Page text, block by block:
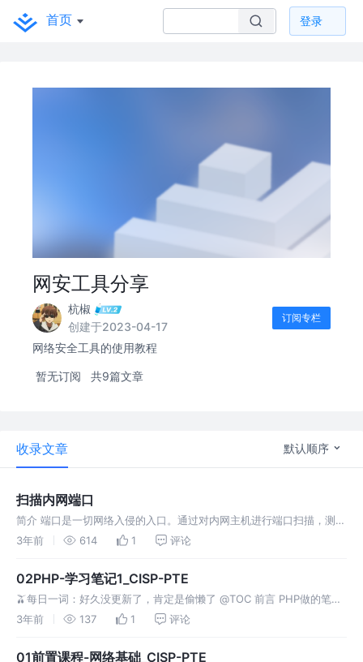
首页 登录
网安工具分享
杭椒
创建于2023-04-17
订阅专栏
网络安全工具的使用教程
暂无订阅 共9篇文章
收录文章 默认顺序
扫描内网端口
简介 端口是一切网络入侵的入口。通过对内网主机进行端口扫描，测试
人员可以确定目标主机上开放的服务类型、服务版本，并查找相应的漏
也可以借助内
3年前 614 1 评论
02PHP-学习笔记1_CISP-PTE
🫒每日一词：好久没更新了，肯定是偷懒了 @TOC 前言 PHP做的笔
记： 对于语言类的学习，选择好一门你感兴趣的语言种类，去学精它，
难。
3年前 137 1 评论
01前置课程-网络基础_CISP-PTE